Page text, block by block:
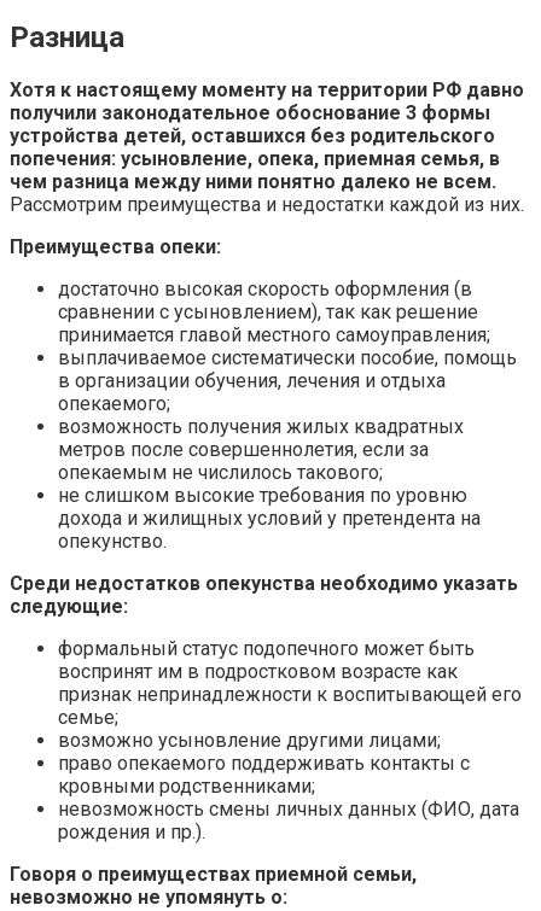
Разница
Хотя к настоящему моменту на территории РФ давно
получили законодательное обоснование 3 формы
устройства детей, оставшихся без родительского
попечения: усыновление, опека, приемная семья, в
чем разница между ними понятно далеко не всем.
Рассмотрим преимущества и недостатки каждой из них.
Преимущества опеки:
достаточно высокая скорость оформления (в
сравнении с усыновлением), так как решение
принимается главой местного самоуправления;
выплачиваемое систематически пособие, помощь
в организации обучения, лечения и отдыха
опекаемого;
возможность получения жилых квадратных
метров после совершеннолетия, если за
опекаемым не числилось такового;
не слишком высокие требования по уровню
дохода и жилищных условий у претендента на
опекунство.
Среди недостатков опекунства необходимо указать
следующие:
формальный статус подопечного может быть
воспринят им в подростковом возрасте как
признак непринадлежности к воспитывающей его
семье;
возможно усыновление другими лицами;
право опекаемого поддерживать контакты с
кровными родственниками;
невозможность смены личных данных (ФИО, дата
рождения и пр.).
Говоря о преимуществах приемной семьи,
невозможно не упомянуть о: